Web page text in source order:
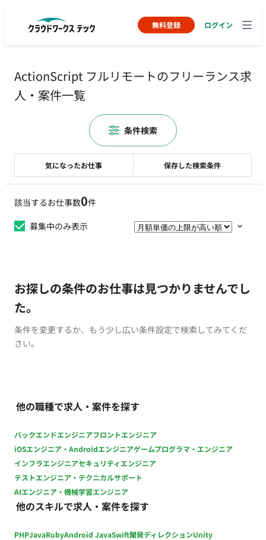
無料登録 ログイン
ActionScript フルリモートのフリーランス求
人・案件一覧
該当するお仕事数0件
募集中のみ表示
お探しの条件のお仕事は見つかりませんでし
た。
条件を変更するか、もう少し広い条件設定で検索してみてくだ
さい。
他の職種で求人・案件を探す
バックエンドエンジニアフロントエンジニア
iOSエンジニア・Androidエンジニアゲームプログラマ・エンジニア
インフラエンジニアセキュリティエンジニア
テストエンジニア・テクニカルサポート
AIエンジニア・機械学習エンジニア
他のスキルで求人・案件を探す
PHPJavaRubyAndroid JavaSwift開発ディレクションUnity
気になったお仕事 保存した検索条件
条件検索